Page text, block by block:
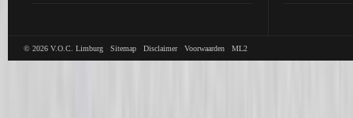
© 2026 V.O.C. Limburg Sitemap Disclaimer· Voorwaarden ML2